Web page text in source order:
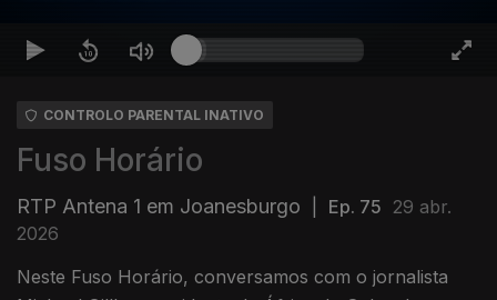
CONTROLO PARENTAL INATIVO
Fuso Horário
RTP Antena 1 em Joanesburgo Ep. 75 29 abr.
2026
Neste Fuso Horário, conversamos com o jornalista